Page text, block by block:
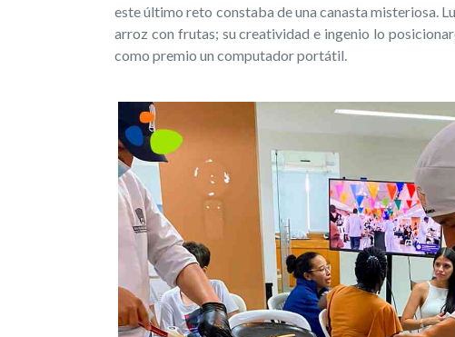
este último reto constaba de una canasta misteriosa.
arroz con frutas; su creatividad e ingenio lo
como premio un computador portátil.